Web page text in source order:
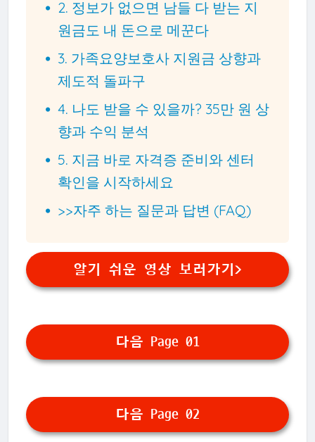
2. 정보가 없으면 남들 다 받는 지
원금도 내 돈으로 메꾼다
3. 가족요양보호사 지원금 상향과
제도적 돌파구
4. 나도 받을 수 있을까? 35만 원 상
향과 수익 분석
5. 지금 바로 자격증 준비와 센터
확인을 시작하세요
>>자주 하는 질문과 답변 (FAQ)
알기 쉬운 영상 보러가기>
다음 Page 01
다음 Page 02